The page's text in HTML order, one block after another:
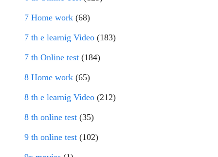
7 Home work (68)
7 th e learnig Video (183)
7 th Online test (184)
8 Home work (65)
8 th e learnig Video (212)
8 th online test (35)
9 th online test (102)